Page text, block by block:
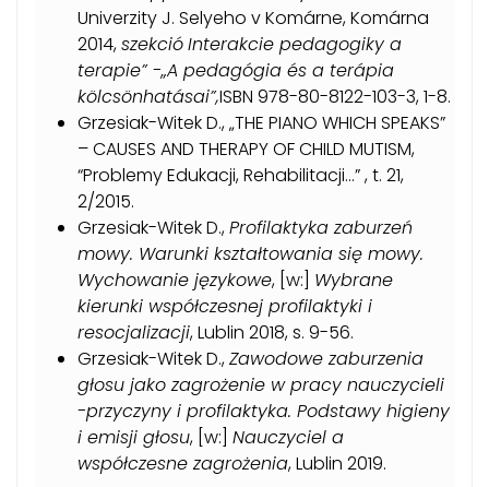
Univerzity J. Selyeho v Komárne, Komárna
2014,szekcióInterakcie pedagogiky a
terapie” -„A pedagógia és a terápia
kölcsönhatásai”,ISBN 978-80-8122-103-3, 1-8.
Grzesiak-Witek D., „THE PIANO WHICH SPEAKS”
– CAUSES AND THERAPY OF CHILD MUTISM,
“Problemy Edukacji, Rehabilitacji…” , t. 21,
2/2015.
Grzesiak-Witek D.,Profilaktyka zaburzeń
mowy. Warunki kształtowania się mowy.
Wychowanie językowe, [w:] Wybrane
kierunki współczesnej profilaktyki i
resocjalizacji, Lublin 2018, s. 9-56.
Grzesiak-Witek D.,Zawodowe zaburzenia
głosu jako zagrożenie w pracy nauczycieli
-przyczyny i profilaktyka. Podstawy higieny
i emisji głosu, [w:] Nauczyciel a
współczesne zagrożenia, Lublin 2019.